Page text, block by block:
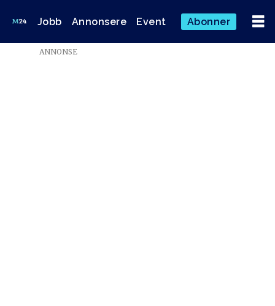
Jobb Annonsere Event Abonner
Emne:
ANNONSE